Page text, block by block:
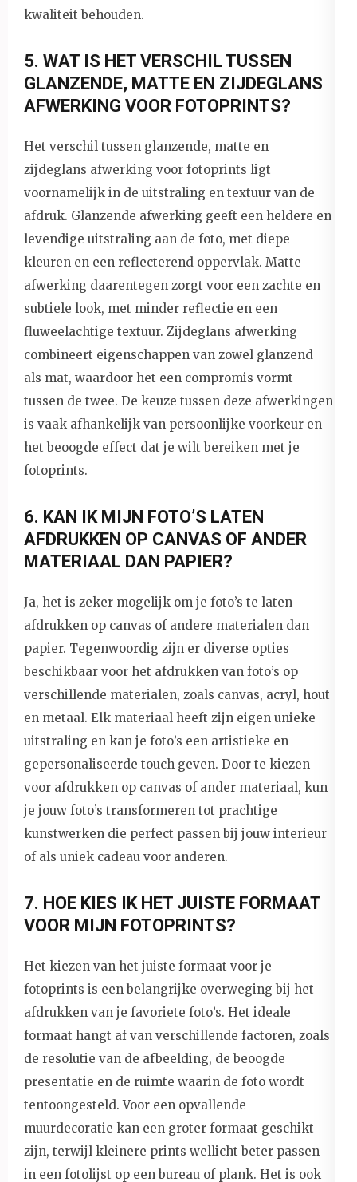
kwaliteit behouden.
5. WAT IS HET VERSCHIL TUSSEN
GLANZENDE, MATTE EN ZIJDEGLANS
AFWERKING VOOR FOTOPRINTS?
Het verschil tussen glanzende, matte en
zijdeglans afwerking voor fotoprints ligt
voornamelijk in de uitstraling en textuur van de
afdruk. Glanzende afwerking geeft een heldere en
levendige uitstraling aan de foto, met diepe
kleuren en een reflecterend oppervlak. Matte
afwerking daarentegen zorgt voor een zachte en
subtiele look, met minder reflectie en een
fluweelachtige textuur. Zijdeglans afwerking
combineert eigenschappen van zowel glanzend
als mat, waardoor het een compromis vormt
tussen de twee. De keuze tussen deze afwerkingen
is vaak afhankelijk van persoonlijke voorkeur en
het beoogde effect dat je wilt bereiken met je
fotoprints.
6. KAN IK MIJN FOTO’S LATEN
AFDRUKKEN OP CANVAS OF ANDER
MATERIAAL DAN PAPIER?
Ja, het is zeker mogelijk om je foto’s te laten
afdrukken op canvas of andere materialen dan
papier. Tegenwoordig zijn er diverse opties
beschikbaar voor het afdrukken van foto’s op
verschillende materialen, zoals canvas, acryl, hout
en metaal. Elk materiaal heeft zijn eigen unieke
uitstraling en kan je foto’s een artistieke en
gepersonaliseerde touch geven. Door te kiezen
voor afdrukken op canvas of ander materiaal, kun
je jouw foto’s transformeren tot prachtige
kunstwerken die perfect passen bij jouw interieur
of als uniek cadeau voor anderen.
7. HOE KIES IK HET JUISTE FORMAAT
VOOR MIJN FOTOPRINTS?
Het kiezen van het juiste formaat voor je
fotoprints is een belangrijke overweging bij het
afdrukken van je favoriete foto’s. Het ideale
formaat hangt af van verschillende factoren, zoals
de resolutie van de afbeelding, de beoogde
presentatie en de ruimte waarin de foto wordt
tentoongesteld. Voor een opvallende
muurdecoratie kan een groter formaat geschikt
zijn, terwijl kleinere prints wellicht beter passen
in een fotolijst op een bureau of plank. Het is ook